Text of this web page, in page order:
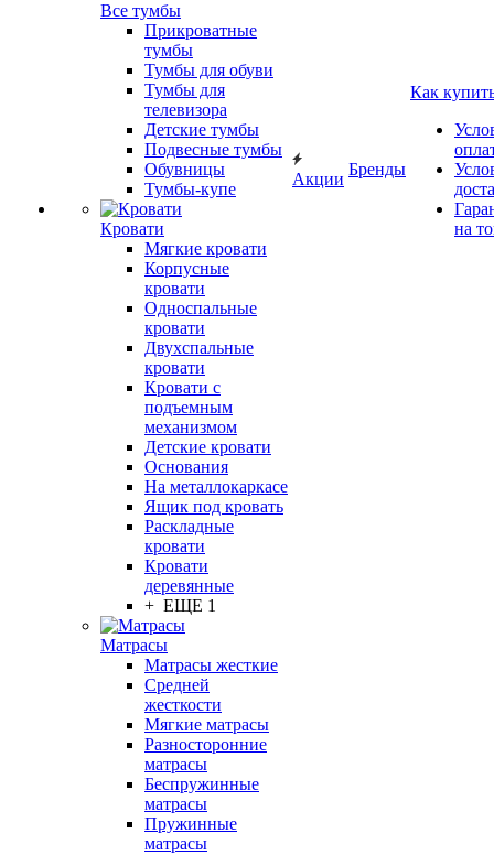
Все тумбы
Прикроватные
тумбы
Тумбы для обуви
Тумбы для
телевизора
Детские тумбы
Подвесные тумбы
Обувницы
Тумбы-купе
Кровати
Мягкие кровати
Корпусные
кровати
Односпальные
кровати
Двухспальные
кровати
Кровати с
подъемным
механизмом
Детские кровати
Основания
На металлокаркасе
Ящик под кровать
Раскладные
кровати
Кровати
деревянные
+ ЕЩЕ 1
Матрасы
Матрасы жесткие
Средней
жесткости
Мягкие матрасы
Разносторонние
матрасы
Беспружинные
матрасы
Пружинные
матрасы
Акции
Бренды
Как
на